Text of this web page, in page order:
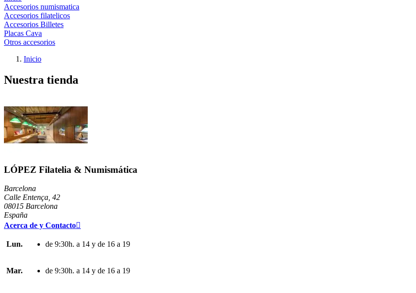
Accesorios numismatica
Accesorios filatelicos
Accesorios Billetes
Placas Cava
Otros accesorios
Inicio
Nuestra tienda
LÓPEZ Filatelia & Numismática
Barcelona
Calle Entença, 42
08015 Barcelona
España
Acerca de y Contacto
Lun. de 9:30h. a 14 y de 16 a 19
Mar. de 9:30h. a 14 y de 16 a 19